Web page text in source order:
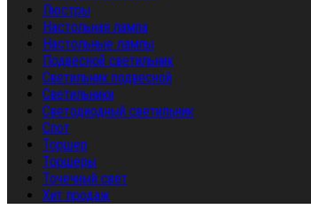
Люстры
Настольная лампа
Настольные лампы
Подвесной светильник
Светильник подвесной
Светильники
Светодиодный светильник
Спот
Торшер
Торшеры
Точечный свет
Хит продаж